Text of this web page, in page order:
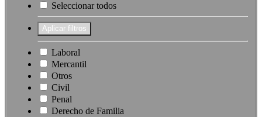
Seleccionar todos
Laboral
Mercantil
Otros
Civil
Penal
Derecho de Familia